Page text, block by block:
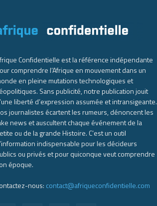
Confidentielle est la référence indépendante
comprendre l’Afrique en mouvement dans un
en pleine mutations technologiques et
Sans publicité, notre publication jouit
liberté d’expression assumée et intransigeante.
journalistes écartent les rumeurs, dénoncent les
news et auscultent chaque événement de la
ou de la grande Histoire. C’est un outil
indispensable pour les décideurs
ou privés et pour quiconque veut comprendre
époque.
nous: contact@afriqueconfidentielle.com